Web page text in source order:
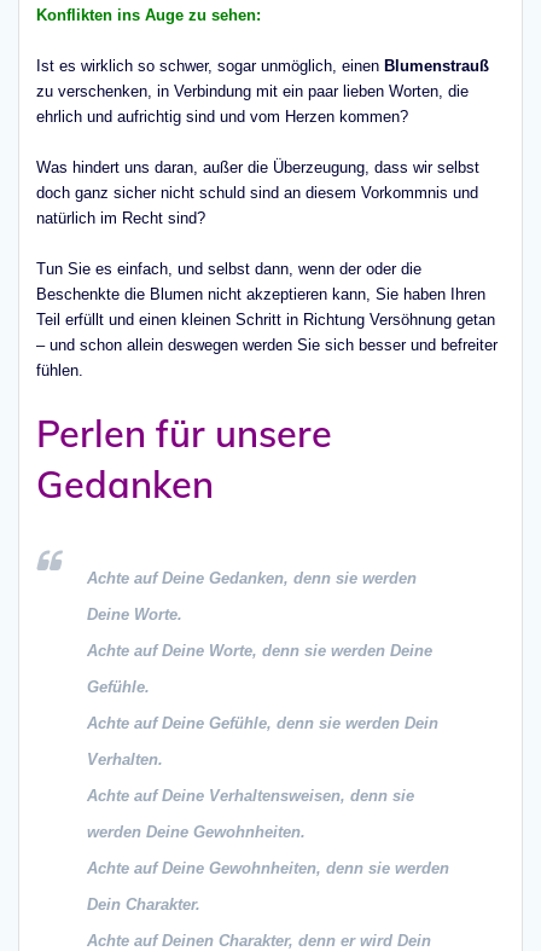
Konflikten ins Auge zu sehen:
Ist es wirklich so schwer, sogar unmöglich, einen Blumenstrauß
zu verschenken, in Verbindung mit ein paar lieben Worten, die
ehrlich und aufrichtig sind und vom Herzen kommen?
Was hindert uns daran, außer die Überzeugung, dass wir selbst
doch ganz sicher nicht schuld sind an diesem Vorkommnis und
natürlich im Recht sind?
Tun Sie es einfach, und selbst dann, wenn der oder die
Beschenkte die Blumen nicht akzeptieren kann, Sie haben Ihren
Teil erfüllt und einen kleinen Schritt in Richtung Versöhnung getan
– und schon allein deswegen werden Sie sich besser und befreiter
fühlen.
Perlen für unsere
Gedanken
Achte auf Deine Gedanken, denn sie werden
Deine Worte.
Achte auf Deine Worte, denn sie werden Deine
Gefühle.
Achte auf Deine Gefühle, denn sie werden Dein
Verhalten.
Achte auf Deine Verhaltensweisen, denn sie
werden Deine Gewohnheiten.
Achte auf Deine Gewohnheiten, denn sie werden
Dein Charakter.
Achte auf Deinen Charakter, denn er wird Dein